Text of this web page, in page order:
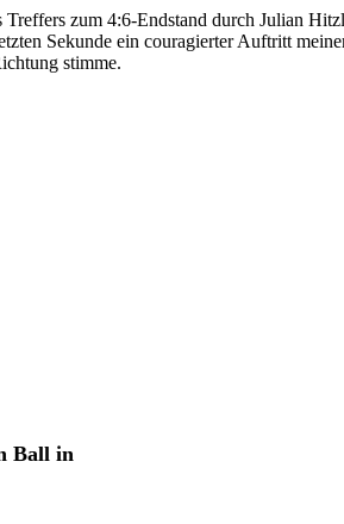
zum 4:6-Endstand durch Julian
Sekunde ein couragierter Auftritt
stimme.
Ball in